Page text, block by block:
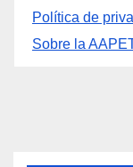
Política de
Sobre la